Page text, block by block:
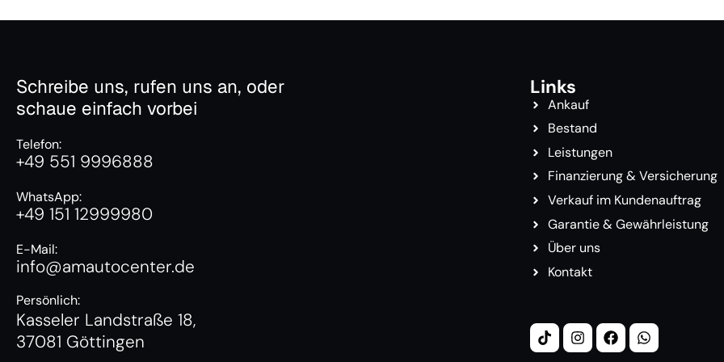
Schreibe uns, rufen uns an, oder
schaue einfach vorbei
Telefon:
+49 551 9996888
WhatsApp:
+49 151 12999980
E-Mail:
info@amautocenter.de
Persönlich:
Kasseler Landstraße 18,
37081 Göttingen
Links
Ankauf
Bestand
Leistungen
Finanzierung & Versicherung
Verkauf im Kundenauftrag
Garantie & Gewährleistung
Über uns
Kontakt